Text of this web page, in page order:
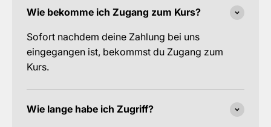
Wie bekomme ich Zugang zum Kurs?
Sofort nachdem deine Zahlung bei uns
eingegangen ist, bekommst du Zugang zum
Kurs.
Wie lange habe ich Zugriff?